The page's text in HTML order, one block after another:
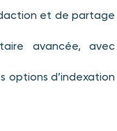
et de partage
avancée, avec
options d’indexation